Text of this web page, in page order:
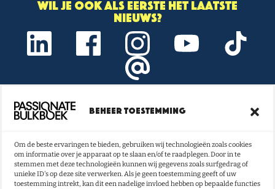
Beheer toestemming
Om de beste ervaringen te bieden, gebruiken wij technologieën zoals cookies
om informatie over je apparaat op te slaan en/of te raadplegen. Door in te
stemmen met deze technologieën kunnen wij gegevens zoals surfgedrag of
unieke ID's op deze site verwerken. Als je geen toestemming geeft of uw
toestemming intrekt, kan dit een nadelige invloed hebben op bepaalde functies
Wil je ook als eerste het laatste
nieuws?
Onze nieuwsbrief vol boeken- en
NU INSCHRIJVEN